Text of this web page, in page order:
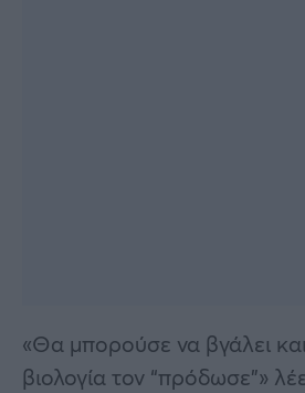
«Θα μπορούσε να βγάλει
βιολογία τον “πρόδωσε”»